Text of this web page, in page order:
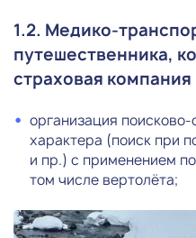
1.2. Медико-
путешественника,
страховая компания
организация
характера (поиск при
и пр.) с применением
том числе вертолёта;